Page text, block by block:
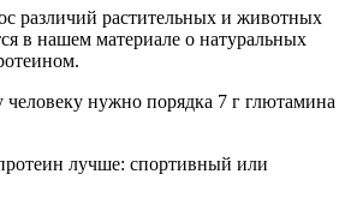
различий растительных и животных
в нашем материале о натуральных
человеку нужно порядка 7 г глютамина
лучше: спортивный или